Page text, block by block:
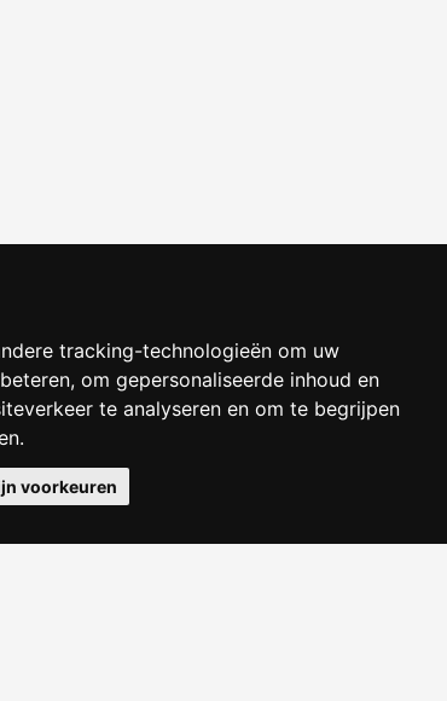
tracking-technologieën om uw
om gepersonaliseerde inhoud en
te analyseren en om te begrijpen
voorkeuren